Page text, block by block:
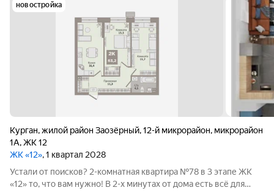
новостройка
Курган,жилой район Заозёрный,12-й микрорайон, микрорайон
1А,ЖК 12
ЖК «12», 1 квартал 2028
Устали от поисков? 2-комнатная квартира №78 в 3 этапе ЖК
«12» то, что вам нужно! В 2-х минутах от дома есть всё для